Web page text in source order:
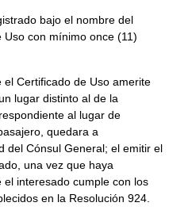
bajo el nombre del
con mínimo once (11)
el Certificado de Uso amerite
lugar distinto al de la
al lugar de
quedara a
del Cónsul General; el emitir el
una vez que haya
el interesado cumple con los
en la Resolución 924.